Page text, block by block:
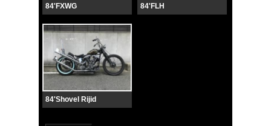
84'FXWG 84'FLH
84'Shovel Rijid